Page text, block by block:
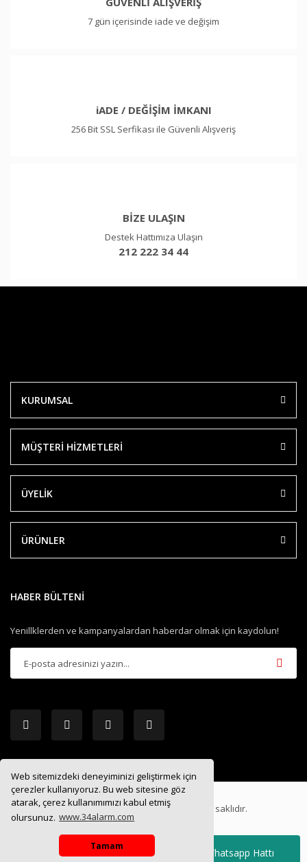
Web sitemizdeki deneyiminizi geliştirmek için
çerezler kullanıyoruz. Bu web sitesine göz
atarak, çerez kullanımımızı kabul etmiş
olursunuz. www.34alarm.com
Tamam
Whatsapp Hattı
7 gün içerisinde iade ve değişim
iADE / DEĞİŞİM İMKANI
256 Bit SSL Serfikası ile Güvenli Alışveriş
BİZE ULAŞIN
Destek Hattımıza Ulaşın
212 222 34 44
KURUMSAL
MÜŞTERİ HİZMETLERİ
ÜYELİK
ÜRÜNLER
HABER BÜLTENİ
Yenillklerden ve kampanyalardan haberdar olmak için kaydolun!
2019 ®34ALARM.COM| Tüm hakları saklıdır.